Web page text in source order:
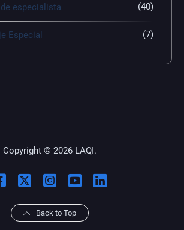
especialista (40)
Especial (7)
Copyright © 2026 LAQI.
Back to Top